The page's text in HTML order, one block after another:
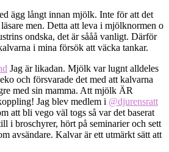
ägg långt innan mjölk. Inte för att det
men. Detta att leva i mjölknormen o
ondska, det är sååå vanligt. Därför
i mina försök att väcka tankar.
Jag är likadan. Mjölk var lugnt alldeles
och försvarade det med att kalvarna
med sin mamma. Att mjölk ÄR
Jag blev medlem i @djurensratt
att bli vego väl togs så var det baserat
i broschyrer, hört på seminarier och sett
avsändare. Kalvar är ett utmärkt sätt att